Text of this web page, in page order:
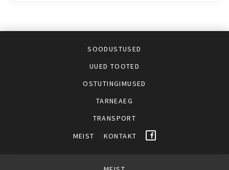
SOODUSTUSED
UUED TOOTED
OSTUTINGIMUSED
TARNEAEG
TRANSPORT
MEIST
KONTAKT